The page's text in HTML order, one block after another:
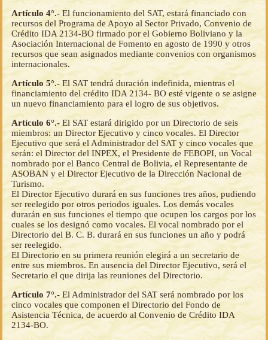
Artículo 4°.- El funcionamiento del SAT, estará financiado con
recursos del Programa de Apoyo al Sector Privado, Convenio de
Crédito IDA 2134-BO firmado por el Gobierno Boliviano y la
Asociación Internacional de Fomento en agosto de 1990 y otros
recursos que sean asignados mediante convenios con organismos
internacionales.
Artículo 5°.- El SAT tendrá duración indefinida, mientras el
financiamiento del crédito IDA 2134- BO esté vigente o se asigne
un nuevo financiamiento para el logro de sus objetivos.
Artículo 6°.- El SAT estará dirigido por un Directorio de seis
miembros: un Director Ejecutivo y cinco vocales. El Director
Ejecutivo que será el Administrador del SAT y cinco vocales que
serán: el Director del INPEX, el Presidente de FEBOPI, un Vocal
nombrado por el Banco Central de Bolivia, el Representante de
ASOBAN y el Director Ejecutivo de la Dirección Nacional de
Turismo.
El Director Ejecutivo durará en sus funciones tres años, pudiendo
ser reelegido por otros periodos iguales. Los demás vocales
durarán en sus funciones el tiempo que ocupen los cargos por los
cuales se los designó como vocales. El vocal nombrado por el
Directorio del B. C. B. durará en sus funciones un año y podrá
ser reelegido.
El Directorio en su primera reunión elegirá a un secretario de
entre sus miembros. En ausencia del Director Ejecutivo, será el
Secretario el que dirija las reuniones del Directorio.
Artículo 7°.- El Administrador del SAT será nombrado por los
cinco vocales que componen el Directorio del Fondo de
Asistencia Técnica, de acuerdo al Convenio de Crédito IDA
2134-BO.